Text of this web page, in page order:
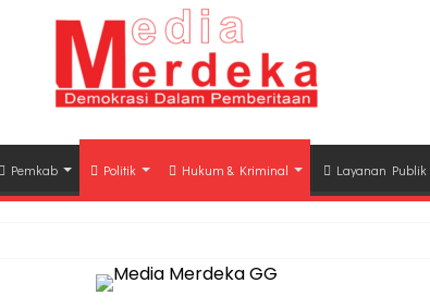
Pemkab Politik Hukum & Kriminal Layanan Publik
Korban Kebakaran KM Mutiara Sentosa II